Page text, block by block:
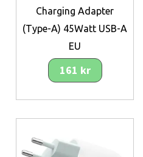
Charging Adapter
(Type-A) 45Watt USB-A
EU
161 kr